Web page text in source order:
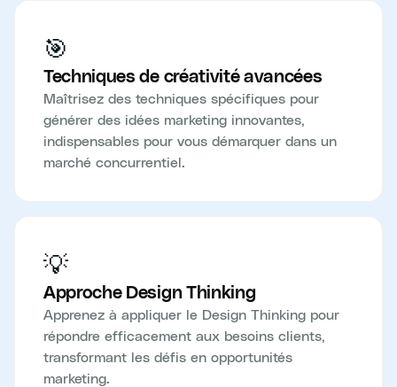
🎯
Techniques de créativité avancées
Maîtrisez des techniques spécifiques pour
générer des idées marketing innovantes,
indispensables pour vous démarquer dans un
marché concurrentiel.
💡
Approche Design Thinking
Apprenez à appliquer le Design Thinking pour
répondre efficacement aux besoins clients,
transformant les défis en opportunités
marketing.